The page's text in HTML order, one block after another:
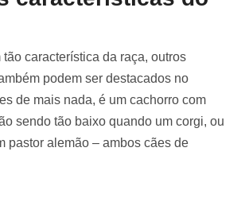
característica da raça, outros
podem ser destacados no
de mais nada, é um cachorro com
sendo tão baixo quando um corgi, ou
pastor alemão – ambos cães de